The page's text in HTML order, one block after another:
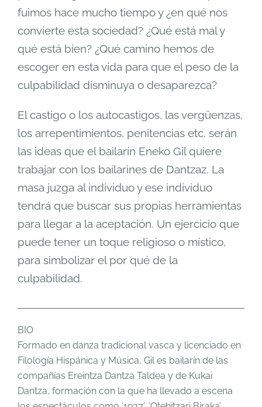
fuimos hace mucho tiempo y ¿en qué nos
convierte esta sociedad? ¿Qué está mal y
qué está bien? ¿Qué camino hemos de
escoger en esta vida para que el peso de la
culpabilidad disminuya o desaparezca?
El castigo o los autocastigos, las vergüenzas,
los arrepentimientos, penitencias etc. serán
las ideas que el bailarín Eneko Gil quiere
trabajar con los bailarines de Dantzaz. La
masa juzga al individuo y ese individuo
tendrá que buscar sus propias herramientas
para llegar a la aceptación. Un ejercicio que
puede tener un toque religioso o místico,
para simbolizar el por qué de la
culpabilidad.
BIO
Formado en danza tradicional vasca y licenciado en
Filología Hispánica y Música, Gil es bailarín de las
compañías Ereintza Dantza Taldea y de Kukai
Dantza, formación con la que ha llevado a escena